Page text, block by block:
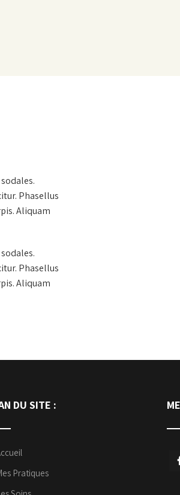
Phasellus
Aliquam
Phasellus
Aliquam
DU SITE :
Pratiques